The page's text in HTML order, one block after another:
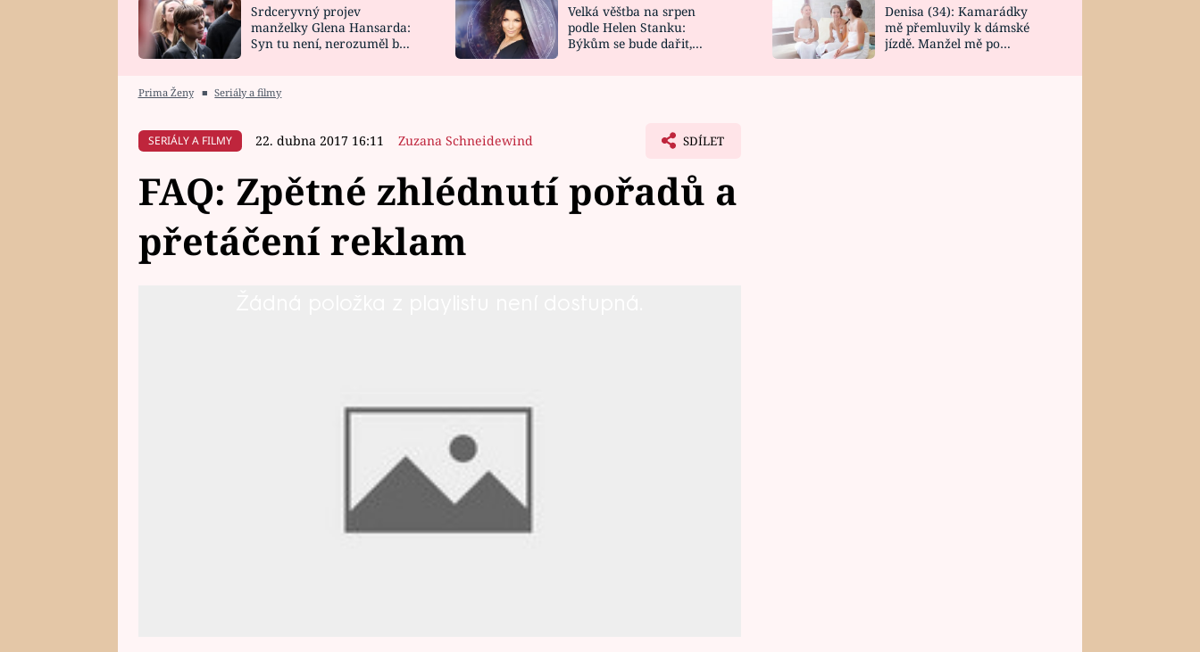
HOROSKOP NA
CELEBRITY
VAŘENÍ
NOVINKY
VIDEORECEPTY
DESIGN
Srdceryvný projev
manželky Glena Hansarda:
Syn tu není, nerozuměl by
Velká věštba na srpen
podle Helen Stanku:
Býkům se bude dařit,
Denisa (34): Kamarádky
mě přemluvily k dámské
jízdě. Manžel mě po
Prima Ženy ■ Seriály a filmy
SERIÁLY A FILMY 22. dubna 2017 16:11 Zuzana Schneidewind SDÍLET
FAQ: Zpětné zhlédnutí pořadů a
přetáčení reklam